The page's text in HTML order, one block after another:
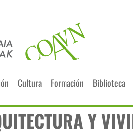
Cultura Formación Biblioteca
Y